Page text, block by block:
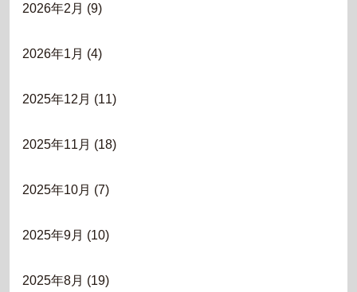
2026年2月 (9)
2026年1月 (4)
2025年12月 (11)
2025年11月 (18)
2025年10月 (7)
2025年9月 (10)
2025年8月 (19)